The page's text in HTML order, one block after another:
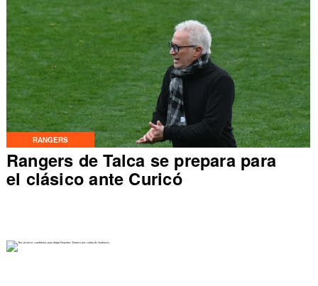
RANGERS
Rangers de Talca se prepara para
el clásico ante Curicó